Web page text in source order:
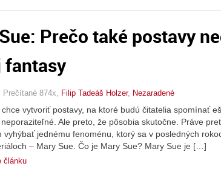
Prečo také postavy
fantasy
Prečítané 874x, Filip Tadeáš Holzer, Nezaradené
vytvoriť postavy, na ktoré budú čitatelia spomínať
Ale preto, že pôsobia skutočne. Práve
vyhýbať jednému fenoménu, ktorý sa v posledných
– Mary Sue. Čo je Mary Sue? Mary Sue je […]
článku